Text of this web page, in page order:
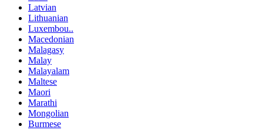
Latvian
Lithuanian
Luxembou..
Macedonian
Malagasy
Malay
Malayalam
Maltese
Maori
Marathi
Mongolian
Burmese